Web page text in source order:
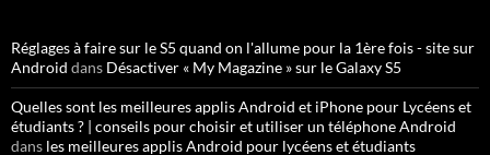
Réglages à faire sur le S5 quand on l'allume pour la 1ère fois - site sur
Android dans Désactiver « My Magazine » sur le Galaxy S5
Quelles sont les meilleures applis Android et iPhone pour Lycéens et
étudiants ? | conseils pour choisir et utiliser un téléphone Android
dans les meilleures applis Android pour lycéens et étudiants